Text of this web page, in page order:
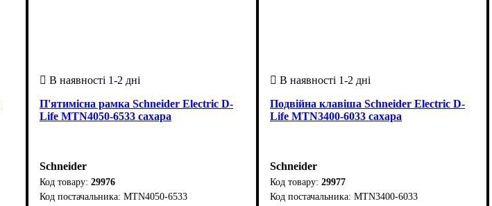
П'ятимісна рамка Schneider Electric D-
Life MTN4050-6533 сахара
Schneider
29976
MTN4050-6533
Подвійна клавіша Schneider Electric D-
Life MTN3400-6033 сахара
Schneider
29977
MTN3400-6033